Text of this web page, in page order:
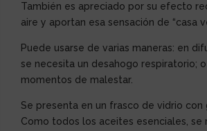
También es apreciado por su efecto
aire y aportan esa sensación de “casa
Puede usarse de varias maneras: en
se necesita un desahogo respiratorio;
momentos de malestar.
Se presenta en un frasco de vidrio
Como todos los aceites esenciales,